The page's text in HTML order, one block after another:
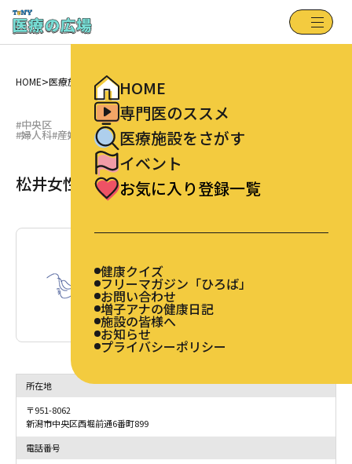
HOME
専門医のススメ
医療施設をさがす
イベント
お気に入り登録一覧
健康クイズ
フリーマガジン「ひろば」
お問い合わせ
増子アナの健康日記
施設の皆様へ
お知らせ
プライバシーポリシー
HOME>医療施設をさがす > 松井女性クリニック
#中央区
#婦人科#産婦人科
松井女性クリニック
所在地
〒951-8062
新潟市中央区西堀前通6番町899
電話番号